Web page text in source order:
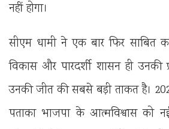
नहीं होगा।
सीएम धामी ने एक बार फिर साबित
विकास और पारदर्शी शासन ही उनकी
उनकी जीत की सबसे बड़ी ताकत है।
पताका भाजपा के आत्मविश्वास को